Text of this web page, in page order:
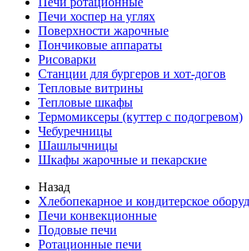
Печи хоспер на углях
Поверхности жарочные
Пончиковые аппараты
Рисоварки
Станции для бургеров и хот-догов
Тепловые витрины
Тепловые шкафы
Термомиксеры (куттер с подогревом)
Чебуречницы
Шашлычницы
Шкафы жарочные и пекарские
Назад
Хлебопекарное и кондитерское
Печи конвекционные
Подовые печи
Ротационные печи